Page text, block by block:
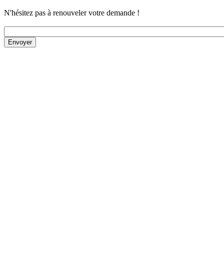
N'hésitez pas à renouveler votre demande !